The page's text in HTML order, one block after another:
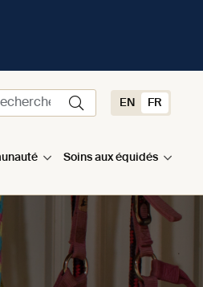
EN FR
Soins aux équidés